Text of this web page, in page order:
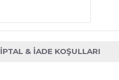
İPTAL & İADE KOŞULLARI